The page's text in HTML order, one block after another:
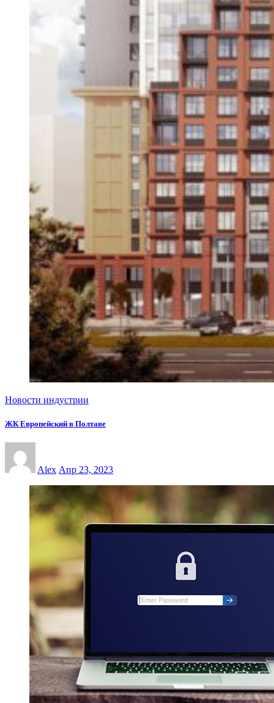
Новости индустрии
ЖК Европейский в Полтаве
Alex Апр 23, 2023